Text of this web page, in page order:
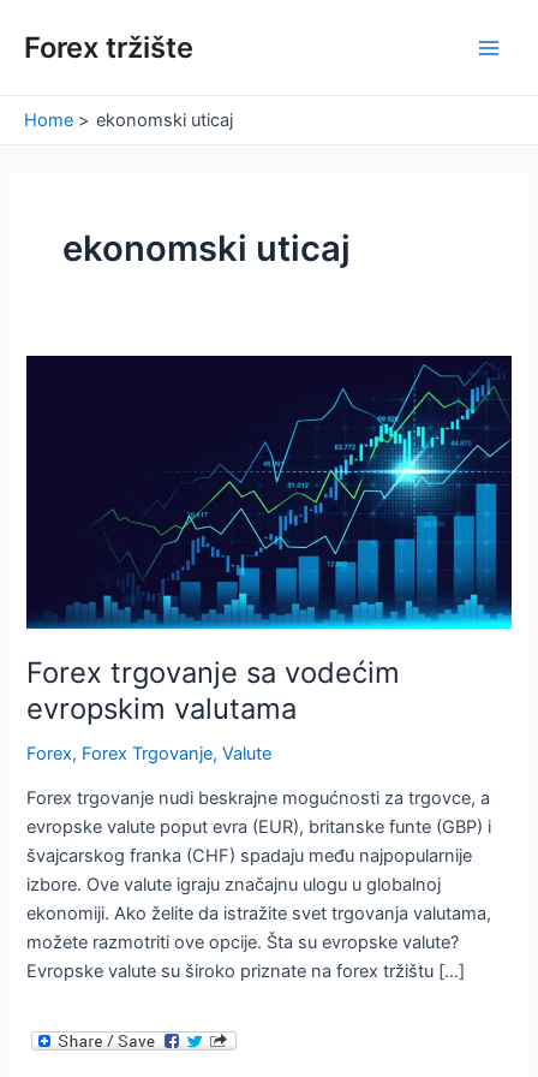
Forex tržište
Home ekonomski uticaj
ekonomski uticaj
Forex trgovanje sa vodećim
evropskim valutama
Forex, Forex Trgovanje,Valute
Forex trgovanje nudi beskrajne mogućnosti za trgovce, a
evropske valute poput evra (EUR), britanske funte (GBP) i
švajcarskog franka (CHF) spadaju među najpopularnije
izbore. Ove valute igraju značajnu ulogu u globalnoj
ekonomiji. Ako želite da istražite svet trgovanja valutama,
možete razmotriti ove opcije. Šta su evropske valute?
Evropske valute su široko priznate na forex tržištu […]